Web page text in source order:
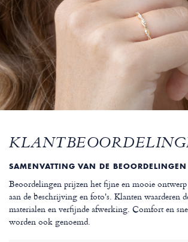
SAMENVATTING VAN DE BEOORDELINGEN
Beoordelingen prijzen het fijne en mooie
aan de beschrijving en foto's. Klanten waarderen
materialen en verfijnde afwerking. Comfort en
worden ook genoemd.